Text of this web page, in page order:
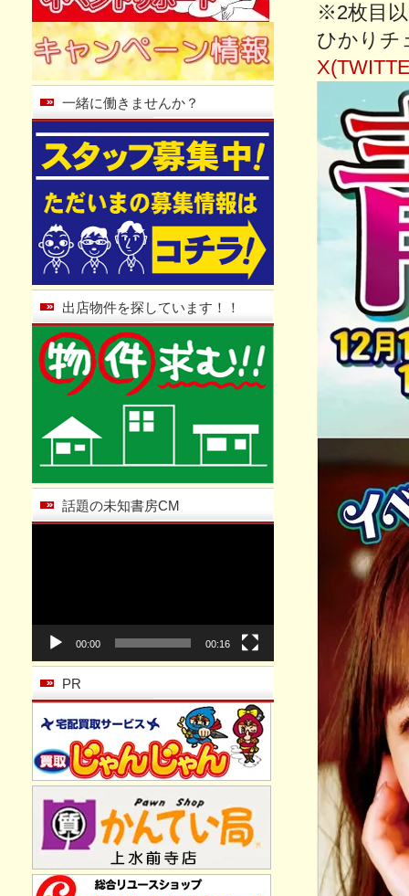
※2枚目
ひかりチ
一緒に働きませんか？
出店物件を探しています！！
話題の未知書房CM
00:00 00:16
PR